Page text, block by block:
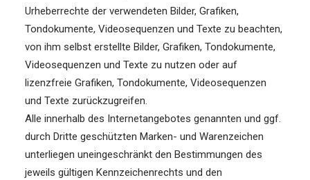
Urheberrechte der verwendeten Bilder, Grafiken,
Tondokumente, Videosequenzen und Texte zu beachten,
von ihm selbst erstellte Bilder, Grafiken, Tondokumente,
Videosequenzen und Texte zu nutzen oder auf
lizenzfreie Grafiken, Tondokumente, Videosequenzen
und Texte zurückzugreifen.
Alle innerhalb des Internetangebotes genannten und ggf.
durch Dritte geschützten Marken- und Warenzeichen
unterliegen uneingeschränkt den Bestimmungen des
jeweils gültigen Kennzeichenrechts und den